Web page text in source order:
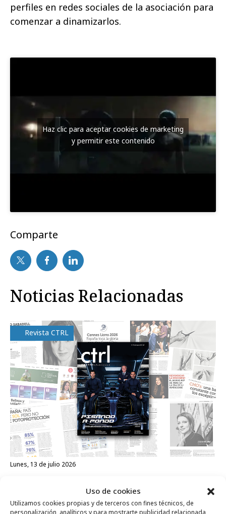
Uso de cookies
Utilizamos cookies propias y de terceros con fines técnicos, de
personalización, analíticos y para mostrarte publicidad relacionada
perfiles en redes sociales de la asociación para
comenzar a dinamizarlos.
Haz clic para aceptar cookies de marketing
y permitir este contenido
Comparte
Noticias Relacionadas
Revista CTRL
lunes, 13 de julio 2026